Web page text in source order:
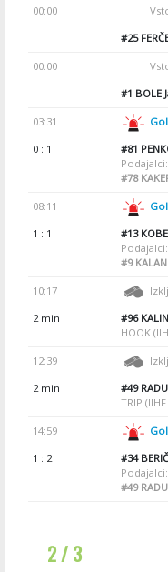
00:00
#25
00:00
#1 BOLE
03:31 Gol
0 : 1
#81
Podajalci:
#78
08:11 Gol
1 : 1
#13
Podajalci:
#9
10:17
2 min
#96
HOOK
12:39
2 min
#49
TRIP
14:59
1 : 2
#34
Podajalci:
#49
2 / 3